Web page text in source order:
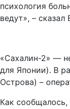
психология
ведут», – сказал
«Сахалин-2» —
для Японии). В
Острова) –
Как